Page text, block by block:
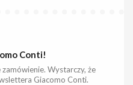
Conti!
Wystarczy, że
Giacomo Conti.